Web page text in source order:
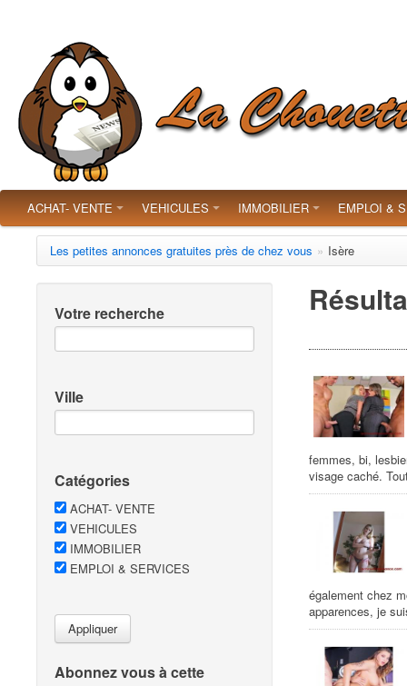
ACHAT- VENTE VEHICULES IMMOBILIER EMPLOI &
Les petites annonces gratuites près de chez vous » Isère
Votre recherche
Ville
Catégories
ACHAT- VENTE
VEHICULES
IMMOBILIER
EMPLOI & SERVICES
Appliquer
Abonnez vous à cette
femmes, bi,
visage caché.
également chez
apparences, je